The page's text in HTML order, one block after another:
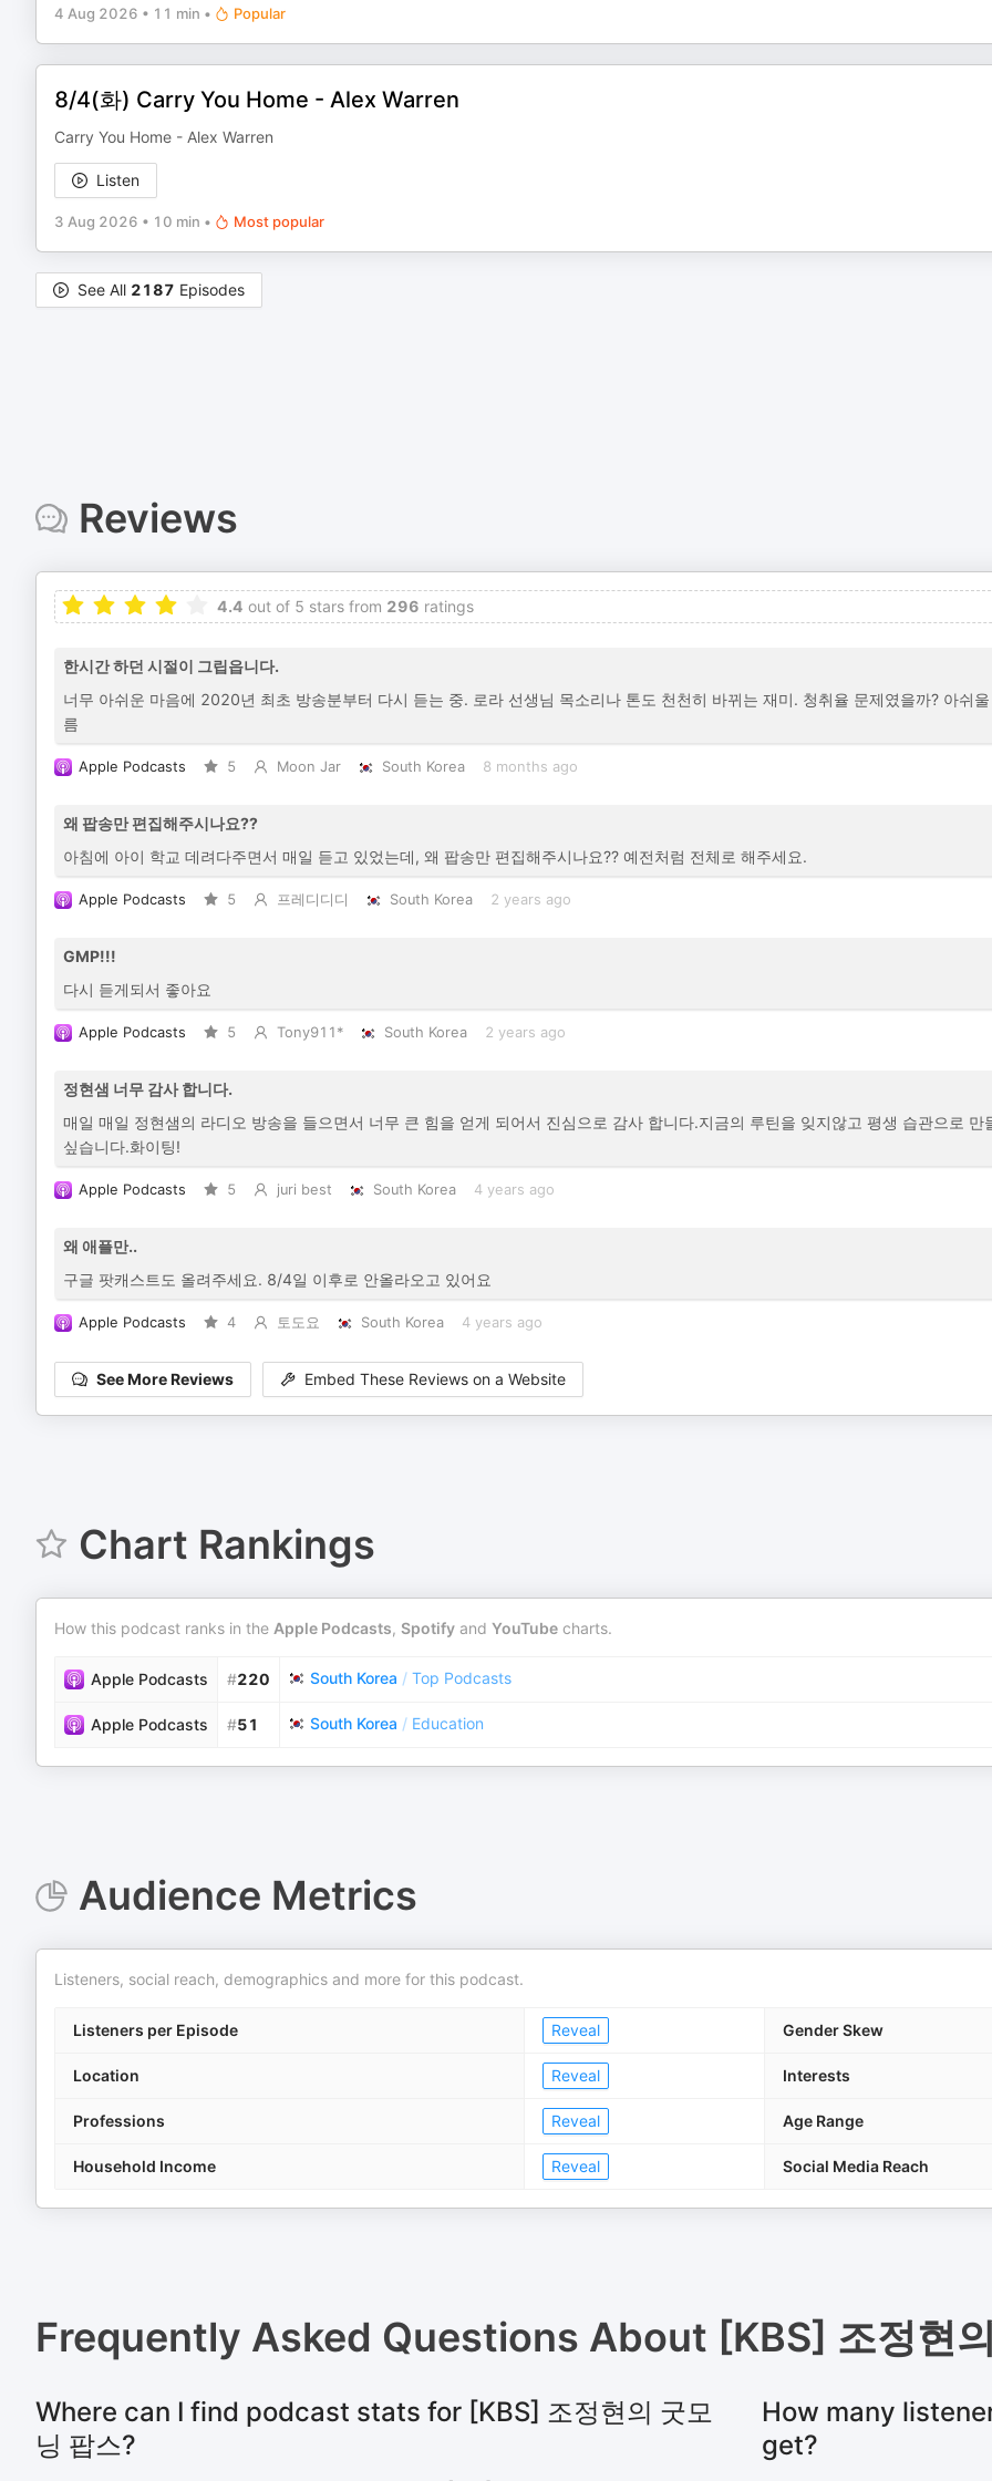
4 Aug 2026 • 11 min • Popular
8/4(화) Carry You Home - Alex Warren
Carry You Home - Alex Warren
Listen
3 Aug 2026 • 10 min • Most popular
See All 2187 Episodes
Reviews
4.4 out of 5 stars from 296 ratings
한시간 하던 시절이 그립읍니다.
너무 아쉬운 마음에 2020년 최초 방송분부터 다시 듣는 중. 로라 선생님 목소리나 톤도 천천히 바뀌는 재미. 청취율 문제였을까? 아쉬
름
Apple Podcasts 5 Moon Jar South Korea 8 months ago
왜 팝송만 편집해주시나요??
아침에 아이 학교 데려다주면서 매일 듣고 있었는데, 왜 팝송만 편집해주시나요?? 예전처럼 전체로 해주세요.
Apple Podcasts 5 프레디디디 South Korea 2 years ago
GMP!!!
다시 듣게되서 좋아요
Apple Podcasts 5 Tony911* South Korea 2 years ago
정현샘 너무 감사 합니다.
매일 매일 정현샘의 라디오 방송을 들으면서 너무 큰 힘을 얻게 되어서 진심으로 감사 합니다.지금의 루틴을 잊지않고 평생 습관으로 만
싶습니다.화이팅!
Apple Podcasts 5 juri best South Korea 4 years ago
왜 애플만..
구글 팟캐스트도 올려주세요. 8/4일 이후로 안올라오고 있어요
Apple Podcasts 4 토도요 South Korea 4 years ago
See More Reviews Embed These Reviews on a Website
Chart Rankings
How this podcast ranks in the Apple Podcasts, Spotify and YouTube charts.
Apple Podcasts #220 South Korea / Top Podcasts
Apple Podcasts #51 South Korea / Education
Audience Metrics
Listeners, social reach, demographics and more for this podcast.
Listeners per Episode Reveal Gender Skew
Location Reveal Interests
Professions Reveal Age Range
Household Income Reveal Social Media Reach
Frequently Asked Questions About [KBS] 조정현
Where can I find podcast stats for [KBS] 조정현의 굿모
닝 팝스?
How many
get?